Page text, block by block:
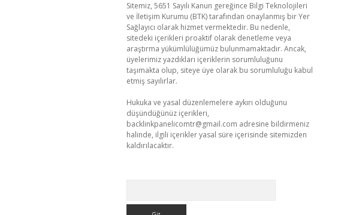
Sitemiz, 5651 Sayılı Kanun gereğince Bilgi Teknolojileri
ve İletişim Kurumu (BTK) tarafından onaylanmış bir Yer
Sağlayıcı olarak hizmet vermektedir. Bu nedenle,
sitedeki içerikleri proaktif olarak denetleme veya
araştırma yükümlülüğümüz bulunmamaktadır. Ancak,
üyelerimiz yazdıkları içeriklerin sorumluluğunu
taşımakta olup, siteye üye olarak bu sorumluluğu kabul
etmiş sayılırlar.
Hukuka ve yasal düzenlemelere aykırı olduğunu
düşündüğünüz içerikleri,
backlinkpanelicomtr@gmail.com adresine bildirmeniz
halinde, ilgili içerikler yasal süre içerisinde sitemizden
kaldırılacaktır.